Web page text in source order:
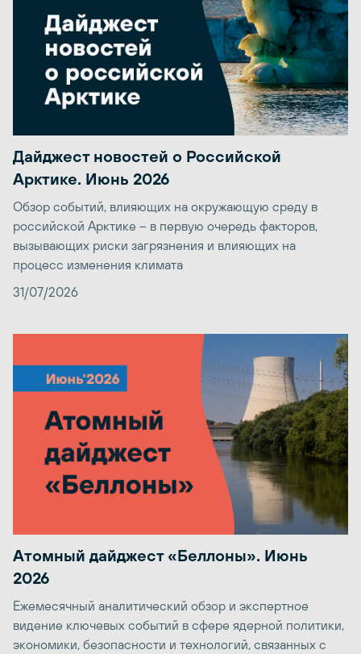
Дайджест новостей о Российской
Арктике. Июнь 2026
Обзор событий, влияющих на окружающую среду в
российской Арктике – в первую очередь факторов,
вызывающих риски загрязнения и влияющих на
процесс изменения климата
31/07/2026
Атомный дайджест «Беллоны». Июнь
2026
Ежемесячный аналитический обзор и экспертное
видение ключевых событий в сфере ядерной политики,
экономики, безопасности и технологий, связанных с